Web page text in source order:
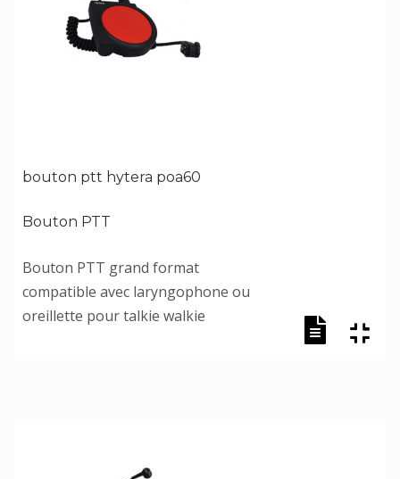
bouton ptt hytera poa60
Bouton PTT
Bouton PTT grand format
compatible avec laryngophone ou
oreillette pour talkie walkie